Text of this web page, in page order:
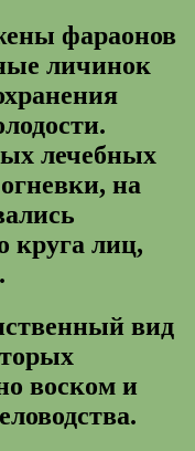
фараонов
личинок
лечебных
на
круга лиц,
вид
воском и